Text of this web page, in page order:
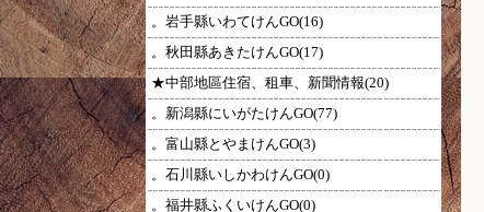
。岩手縣いわてけんGO(16)
。秋田縣あきたけんGO(17)
★中部地區住宿、租車、新聞情報(20)
。新潟縣にいがたけんGO(77)
。富山縣とやまけんGO(3)
。石川縣いしかわけんGO(0)
。福井縣ふくいけんGO(0)